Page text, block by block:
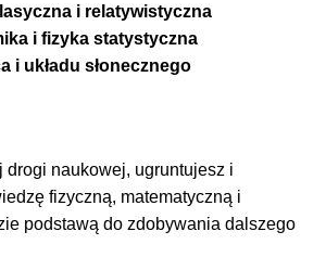
i relatywistyczna
i fizyka statystyczna
i układu słonecznego
drogi naukowej, ugruntujesz i
fizyczną, matematyczną i
podstawą do zdobywania dalszego